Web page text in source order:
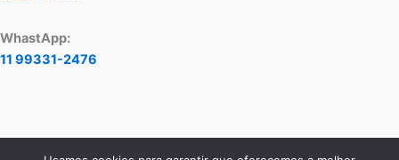
WhastApp:
11 99331-2476